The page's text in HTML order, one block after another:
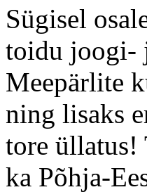
Sügisel
toidu joogi-
Meepärlite
ning lisaks
tore üllatus!
ka Põhja-